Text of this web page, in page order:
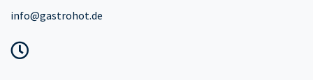
info@gastrohot.de